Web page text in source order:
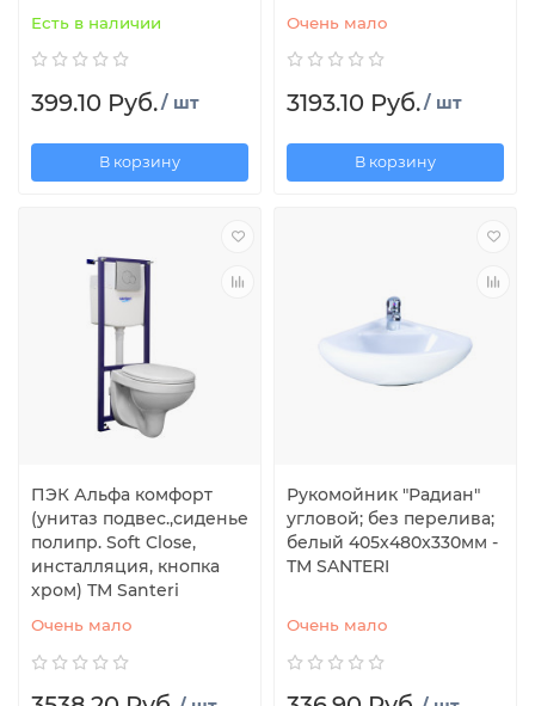
Есть в наличии
399.10 Руб./ шт
В корзину
Очень мало
3193.10 Руб./ шт
В корзину
ПЭК Альфа комфорт
(унитаз подвес.,сиденье
полипр. Soft Close,
инсталляция, кнопка
хром) ТМ Santeri
Очень мало
Рукомойник "Радиан"
угловой; без перелива;
белый 405x480x330мм -
ТМ SANTERI
Очень мало